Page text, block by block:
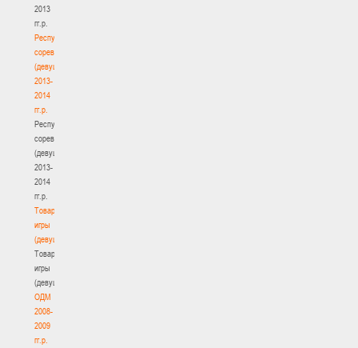
2013
гг.р.
Республиканские
соревнования
(девушки)
2013-
2014
гг.р.
Республиканские
соревнования
(девушки)
2013-
2014
гг.р.
Товарищеские
игры
(девушки)
Товарищеские
игры
(девушки)
ОДМ
2008-
2009
гг.р.